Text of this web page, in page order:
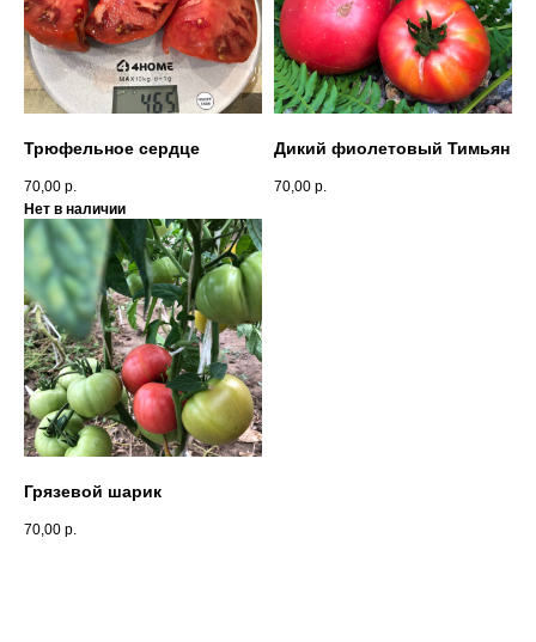
Трюфельное сердце
70,00 р.
Нет в наличии
Дикий фиолетовый Тимьян
70,00 р.
Грязевой шарик
70,00 р.